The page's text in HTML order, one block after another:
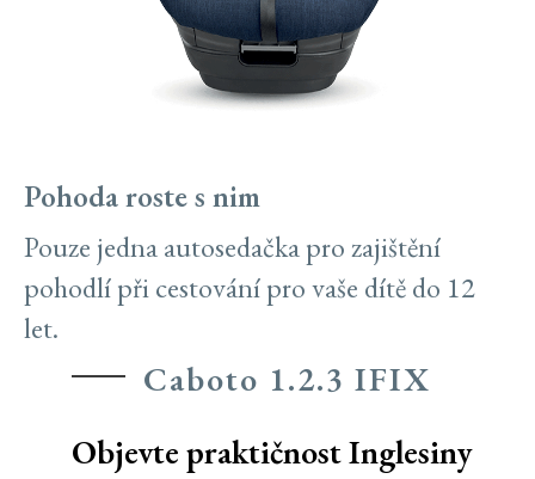
Pohoda roste s nim
Pouze jedna autosedačka pro zajištění
pohodlí při cestování pro vaše dítě do 12
let.
Caboto 1.2.3 IFIX
Objevte praktičnost Inglesiny